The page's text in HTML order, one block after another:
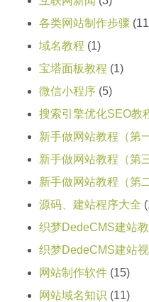
各类网站制作步骤
域名教程 (1)
宝塔面板教程 (1)
微信小程序 (5)
搜索引擎优化SEO教
新手做网站教程（第
新手做网站教程（第
新手做网站教程（第
源码、建站程序大全
织梦DedeCMS建站
织梦DedeCMS建站
网站制作软件 (15)
网站域名知识 (11)